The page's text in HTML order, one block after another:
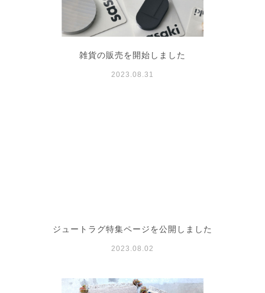
雑貨の販売を開始しました
2023.08.31
ジュートラグ特集ページを公開しました
2023.08.02